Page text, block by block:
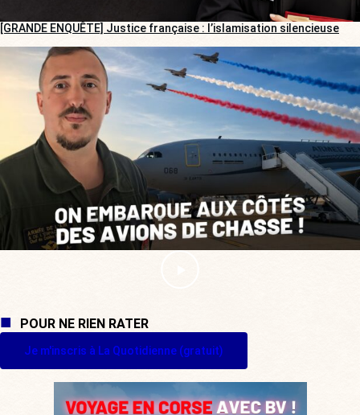
[GRANDE ENQUÊTE] Justice française : l’islamisation silencieuse
POUR NE RIEN RATER
Je m'inscris à La Quotidienne (gratuit)